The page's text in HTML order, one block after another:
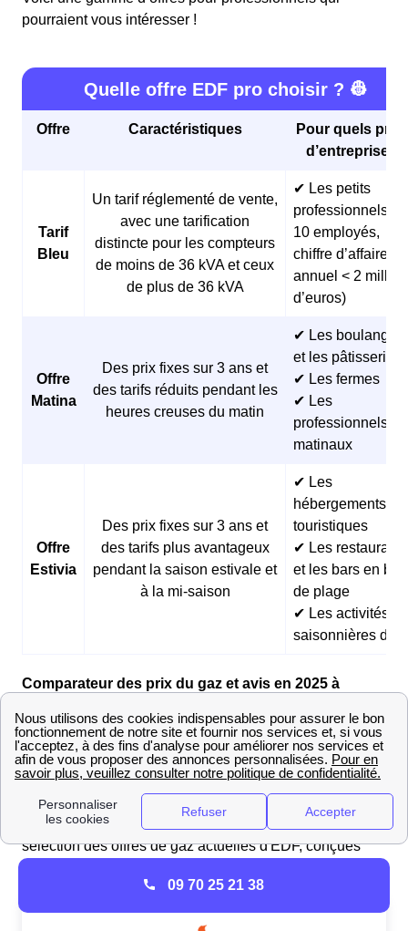
pourraient vous intéresser !
Quelle offre EDF pro choisir ? 👷
Offre Caractéristiques
Pour quels
d’entreprises
Tarif
Bleu
Un tarif réglementé de vente,
avec une tarification
distincte pour les compteurs
de moins de 36 kVA et ceux
de plus de 36 kVA
✔ Les petits
professionnels (<
10 employés,
chiffre d’affaires
annuel < 2
d’euros)
Offre
Matina
Des prix fixes sur 3 ans et
des tarifs réduits pendant les
heures creuses du matin
✔ Les
et les pâtisseries
✔ Les fermes
✔ Les
professionnels
matinaux
Offre
Estivia
Des prix fixes sur 3 ans et
des tarifs plus avantageux
pendant la saison estivale et
à la mi-saison
✔ Les
hébergements
touristiques
✔ Les restaurants
et les bars en
de plage
✔ Les activités
saisonnières
Comparateur des prix du gaz et avis en 2025 à
Pour choisir l'offre de gaz adaptée à vos besoins, il est
essentiel de comparer les différentes options
disponibles sur le marché. Ces offres diffèrent selon les
tarifs, les services inclus et leur impact
environnemental
. Le tableau ci-dessous présente une
sélection des offres de gaz actuelles d'EDF, conçues
09 70 25 21 38